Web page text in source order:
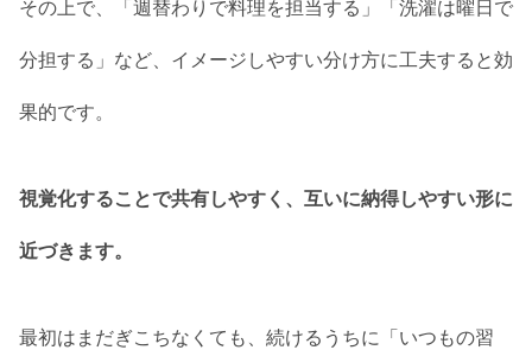
その上で、「週替わりで料理を担当する」「洗濯は曜日で
分担する」など、イメージしやすい分け方に工夫すると効
果的です。
視覚化することで共有しやすく、互いに納得しやすい形に
近づきます。
最初はまだぎこちなくても、続けるうちに「いつもの習